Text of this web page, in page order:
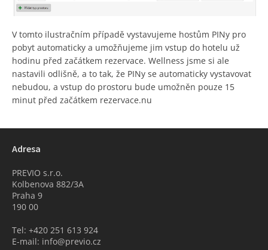
V tomto ilustračním případě vystavujeme hostům PINy pro
pobyt automaticky a umožňujeme jim vstup do hotelu už
hodinu před začátkem rezervace. Wellness jsme si ale
nastavili odlišně, a to tak, že PINy se automaticky vystavovat
nebudou, a vstup do prostoru bude umožněn pouze 15
minut před začátkem rezervace.nu
Adresa
PREVIO s.r.o.
Kolbenova 882/3A
Praha 9
190 00
Tel: +420 251 613 924
E-mail: info@previo.cz